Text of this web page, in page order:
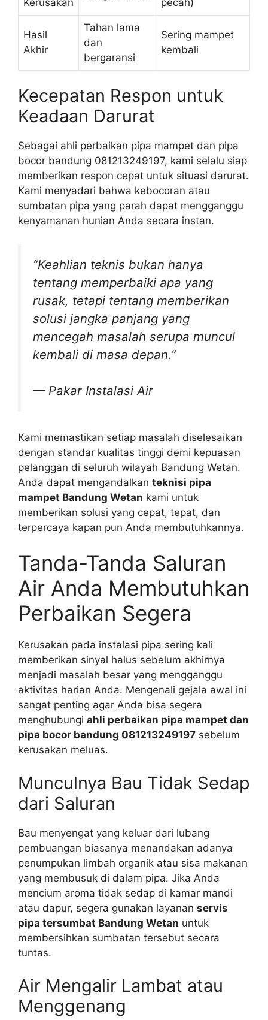
Hasil
Akhir
Tahan lama
dan
bergaransi
Sering mampet
kembali
Kecepatan Respon untuk
Keadaan Darurat
Sebagai ahli perbaikan pipa mampet dan pipa
bocor bandung 081213249197, kami selalu siap
memberikan respon cepat untuk situasi darurat.
Kami menyadari bahwa kebocoran atau
sumbatan pipa yang parah dapat mengganggu
kenyamanan hunian Anda secara instan.
“Keahlian teknis bukan hanya
tentang memperbaiki apa yang
rusak, tetapi tentang memberikan
solusi jangka panjang yang
mencegah masalah serupa muncul
kembali di masa depan.”
— Pakar Instalasi Air
Kami memastikan setiap masalah diselesaikan
dengan standar kualitas tinggi demi kepuasan
pelanggan di seluruh wilayah Bandung Wetan.
Anda dapat mengandalkan teknisi pipa
mampet Bandung Wetan kami untuk
memberikan solusi yang cepat, tepat, dan
terpercaya kapan pun Anda membutuhkannya.
Tanda-Tanda Saluran
Air Anda Membutuhkan
Perbaikan Segera
Kerusakan pada instalasi pipa sering kali
memberikan sinyal halus sebelum akhirnya
menjadi masalah besar yang mengganggu
aktivitas harian Anda. Mengenali gejala awal ini
sangat penting agar Anda bisa segera
menghubungi ahli perbaikan pipa mampet dan
pipa bocor bandung 081213249197 sebelum
kerusakan meluas.
Munculnya Bau Tidak Sedap
dari Saluran
Bau menyengat yang keluar dari lubang
pembuangan biasanya menandakan adanya
penumpukan limbah organik atau sisa makanan
yang membusuk di dalam pipa. Jika Anda
mencium aroma tidak sedap di kamar mandi
atau dapur, segera gunakan layanan servis
pipa tersumbat Bandung Wetan untuk
membersihkan sumbatan tersebut secara
tuntas.
Air Mengalir Lambat atau
Menggenang